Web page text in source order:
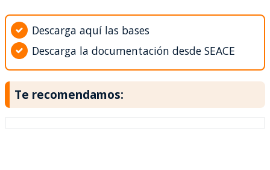
Descarga aquí las bases
Descarga la documentación desde SEACE
Te recomendamos: